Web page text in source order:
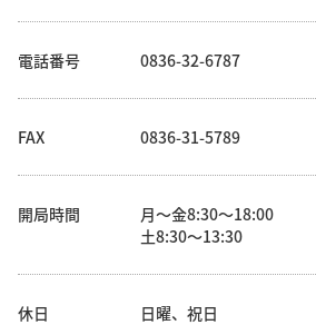
電話番号 0836-32-6787
FAX 0836-31-5789
開局時間
月～金8:30～18:00
土8:30～13:30
休日 日曜、祝日